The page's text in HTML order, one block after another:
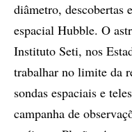
diâmetro, descobertas
espacial Hubble. O
Instituto Seti, nos
trabalhar no limite da
sondas espaciais e
campanha de